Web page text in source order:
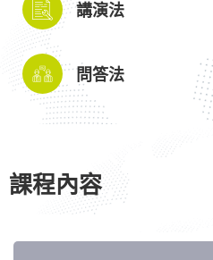
講演法
問答法
課程內容